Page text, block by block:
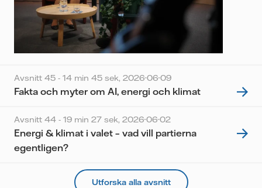
Avsnitt 45 - 14 min 45 sek, 2026-06-09
Fakta och myter om AI, energi och klimat
Avsnitt 44 - 19 min 27 sek, 2026-06-02
Energi & klimat i valet – vad vill partierna
egentligen?
Utforska alla avsnitt